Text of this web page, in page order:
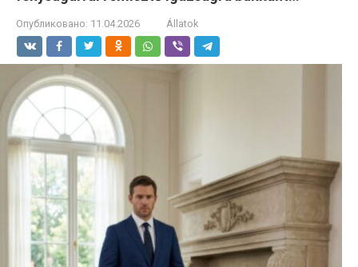
Опубликовано: 11.04.2026 Állatok